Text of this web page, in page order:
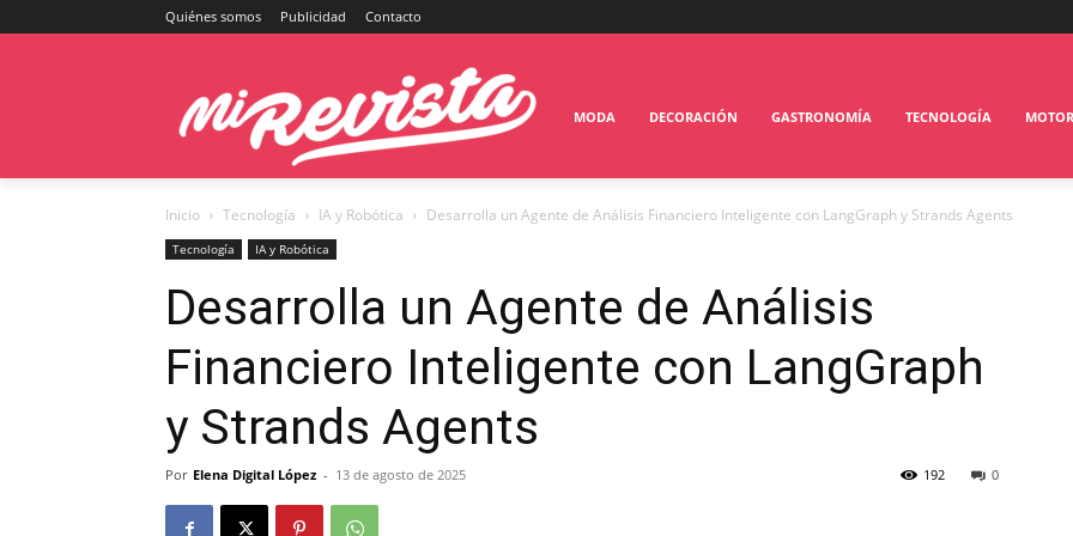
Quiénes somos Publicidad Contacto
MODA DECORACIÓN GASTRONOMÍA TECNOLOGÍA MOTOR
Inicio Tecnología IA y Robótica Desarrolla un Agente de Análisis Financiero Inteligente con LangGraph y Strands Agents
Tecnología IA y Robótica
Desarrolla un Agente de Análisis
Financiero Inteligente con LangGraph
y Strands Agents
Por Elena Digital López - 13 de agosto de 2025 0
192